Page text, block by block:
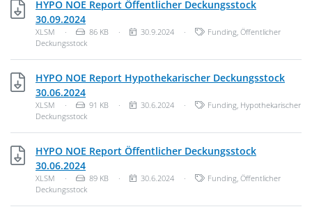
HYPO NOE Report Öffentlicher Deckungsstock
30.09.2024XLSM, 86 KB
Dateityp: Unbekannter Dateityp
XLSM · Dateigröße:
86 KB · Veröffentlichungsdatum:
30.9.2024 · Kategorien:
Funding, Öffentlicher
Deckungsstock
HYPO NOE Report Hypothekarischer Deckungsstock
30.06.2024XLSM, 91 KB
Dateityp: Unbekannter Dateityp
XLSM · Dateigröße:
91 KB · Veröffentlichungsdatum:
30.6.2024 · Kategorien:
Funding, Hypothekarischer
Deckungsstock
HYPO NOE Report Öffentlicher Deckungsstock
30.06.2024XLSM, 89 KB
Dateityp: Unbekannter Dateityp
XLSM · Dateigröße:
89 KB · Veröffentlichungsdatum:
30.6.2024 · Kategorien:
Funding, Öffentlicher
Deckungsstock